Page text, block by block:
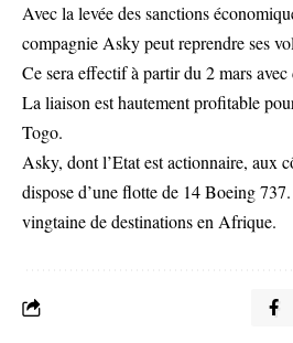
Avec la levée des sanctions
compagnie Asky peut reprendre ses
Ce sera effectif à partir du 2 mars
La liaison est hautement profitable
Togo.
Asky, dont l’Etat est actionnaire, aux
dispose d’une flotte de 14 Boeing
vingtaine de destinations en Afrique.